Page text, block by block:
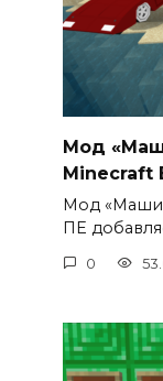
Мод
Minecraft
Мод
ПЕ
0